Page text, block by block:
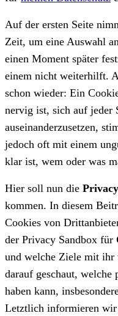
Auf der ersten Seite
Zeit, um eine Auswahl
einen Moment später
einem nicht weiterhilft.
schon wieder: Ein
nervig ist, sich auf jeder
auseinanderzusetzen,
jedoch oft mit einem
klar ist, wem oder was
Hier soll nun die
kommen. In diesem
Cookies von
der Privacy Sandbox für
und welche Ziele mit
darauf geschaut,
haben kann,
Letztlich informieren wir